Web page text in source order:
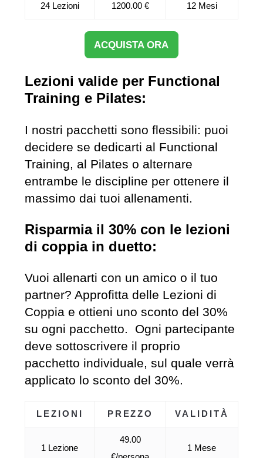
24 Lezioni 1200.00 € 12 Mesi
ACQUISTA ORA
Lezioni valide per Functional
Training e Pilates:
I nostri pacchetti sono flessibili: puoi
decidere se dedicarti al Functional
Training, al Pilates o alternare
entrambe le discipline per ottenere il
massimo dai tuoi allenamenti.
Risparmia il 30% con le lezioni
di coppia in duetto:
Vuoi allenarti con un amico o il tuo
partner? Approfitta delle Lezioni di
Coppia e ottieni uno sconto del 30%
su ogni pacchetto. Ogni partecipante
deve sottoscrivere il proprio
pacchetto individuale, sul quale verrà
applicato lo sconto del 30%.
LEZIONI PREZZO VALIDITÀ
1 Lezione
49.00
1 Mese